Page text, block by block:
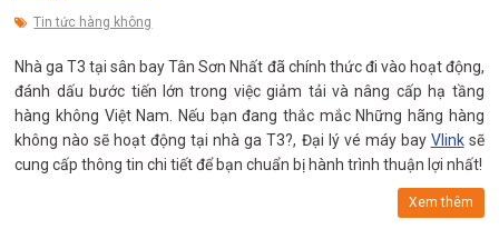
Tin tức hàng không
Nhà ga T3 tại sân bay Tân Sơn Nhất đã chính thức đi vào hoạt động,
đánh dấu bước tiến lớn trong việc giảm tải và nâng cấp hạ tầng
hàng không Việt Nam. Nếu bạn đang thắc mắc Những hãng hàng
không nào sẽ hoạt động tại nhà ga T3?, Đại lý vé máy bay Vlinksẽ
cung cấp thông tin chi tiết để bạn chuẩn bị hành trình thuận lợi nhất!
Xem thêm